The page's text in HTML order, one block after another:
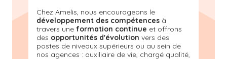
Chez Amelis, nous encourageons le
développement des compétences à
travers une formation continue et offrons
des opportunités d'évolution vers des
postes de niveaux supérieurs ou au sein de
nos agences : auxiliaire de vie, chargé qualité,